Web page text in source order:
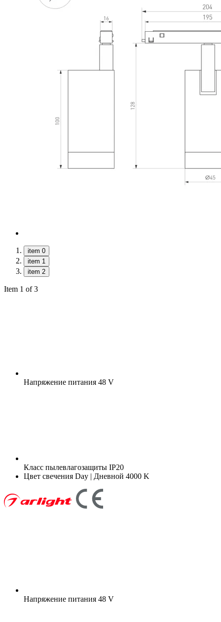
item 0
item 1
item 2
Item 1 of 3
Напряжение питания 48 V
Класс пылевлагозащиты IP20
Цвет свечения Day | Дневной 4000 K
Напряжение питания 48 V